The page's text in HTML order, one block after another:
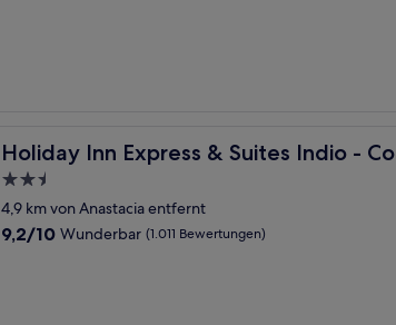
Holiday Inn Express & Suites Indio -
Holiday Inn Express & Suites Indio - Coachella
2.5-
Sterne-
Unterkunft
4,9 km von Anastacia entfernt
9.2
9,2/10 Wunderbar (1.011 Bewertungen)